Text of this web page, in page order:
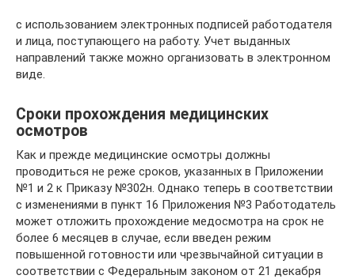
с использованием электронных подписей работодателя
и лица, поступающего на работу. Учет выданных
направлений также можно организовать в электронном
виде.
Сроки прохождения медицинских
осмотров
Как и прежде медицинские осмотры должны
проводиться не реже сроков, указанных в Приложении
№1 и 2 к Приказу №302н. Однако теперь в соответствии
с изменениями в пункт 16 Приложения №3 Работодатель
может отложить прохождение медосмотра на срок не
более 6 месяцев в случае, если введен режим
повышенной готовности или чрезвычайной ситуации в
соответствии с Федеральным законом от 21 декабря